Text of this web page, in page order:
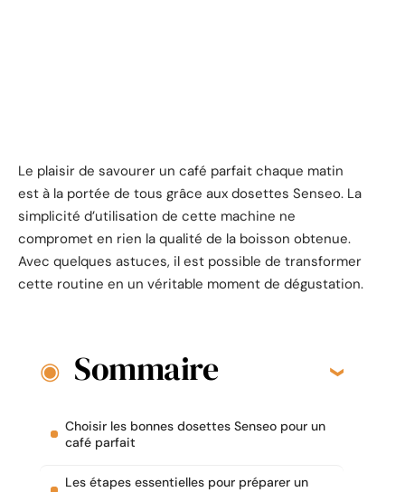
Le plaisir de savourer un café parfait chaque matin
est à la portée de tous grâce aux dosettes Senseo. La
simplicité d’utilisation de cette machine ne
compromet en rien la qualité de la boisson obtenue.
Avec quelques astuces, il est possible de transformer
cette routine en un véritable moment de dégustation.
Sommaire
Choisir les bonnes dosettes Senseo pour un
café parfait
Les étapes essentielles pour préparer un